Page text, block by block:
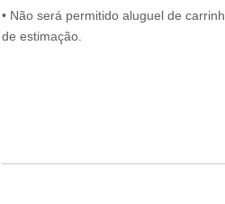
• Não será permitido aluguel de